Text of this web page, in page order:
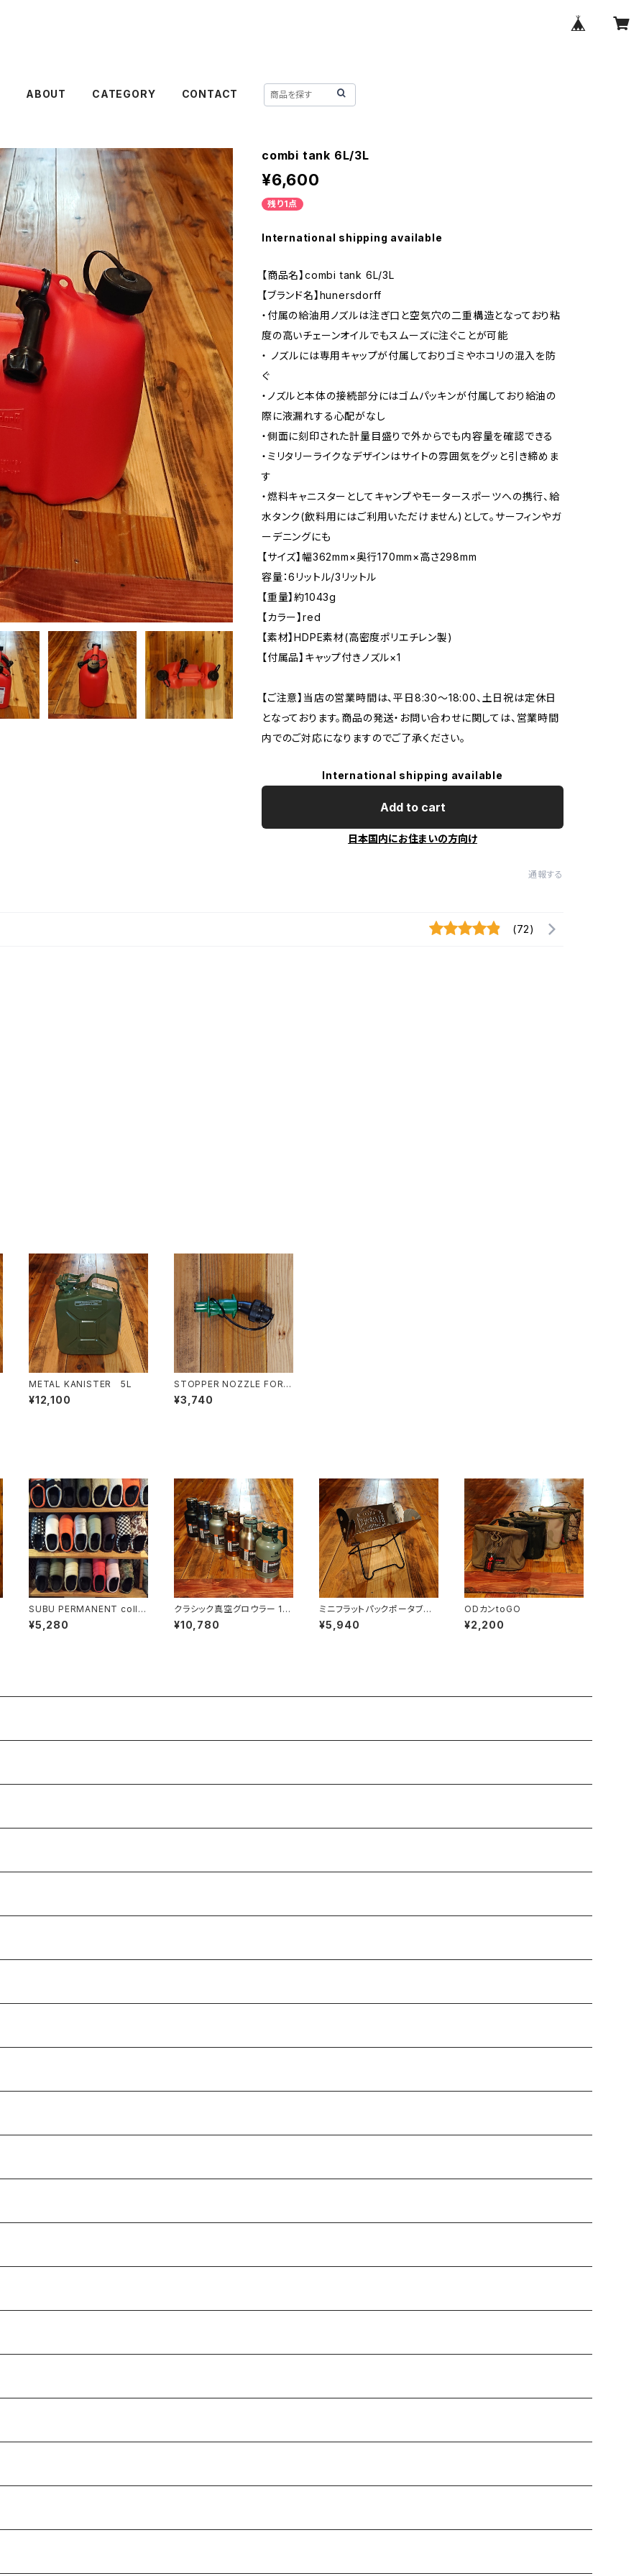
ABOUT CATEGORY CONTACT
combi tank 6L/3L
¥6,600
残り1点
International shipping available
【商品名】combi tank 6L/3L
【ブランド名】hunersdorff
・付属の給油用ノズルは注ぎ口と空気穴の二重構造となっており粘
度の高いチェーンオイルでもスムーズに注ぐことが可能
・ ノズルには専用キャップが付属しておりゴミやホコリの混入を防
ぐ
・ノズルと本体の接続部分にはゴムパッキンが付属しており給油の
際に液漏れする心配がなし
・側面に刻印された計量目盛りで外からでも内容量を確認できる
・ミリタリーライクなデザインはサイトの雰囲気をグッと引き締めま
す
・燃料キャニスターとしてキャンプやモータースポーツへの携行、給
水タンク(飲料用にはご利用いただけません)として。サーフィンやガ
ーデニングにも
【サイズ】幅362mm×奥行170mm×高さ298mm
容量：6リットル/3リットル
【重量】約1043g
【カラー】red
【素材】HDPE素材(高密度ポリエチレン製)
【付属品】キャップ付きノズル×1
【ご注意】当店の営業時間は、平日8:30～18:00、土日祝は定休日
となっております。商品の発送・お問い合わせに関しては、営業時間
内でのご対応になりますのでご了承ください。
International shipping available
Add to cart
日本国内にお住まいの方向け
通報する
(72)
METAL KANISTER 5L
¥12,100
STOPPER NOZZLE FOR
OIL
¥3,740
SUBU PERMANENT colle
ction
¥5,280
クラシック真空グロウラー 1.9
L
¥10,780
ミニフラットパックポータブル
グリル＆ファイヤーピット
¥5,940
ODカンtoGO
¥2,200